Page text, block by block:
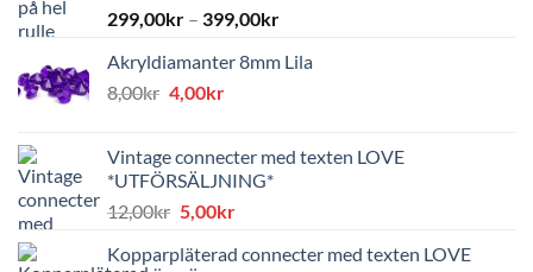
299,00kr – 399,00kr
Akryldiamanter 8mm Lila
8,00kr Det
var:
8,00kr.
4,00krDet
är:
4,00kr.
Vintage connecter med texten LOVE
*UTFÖRSÄLJNING*
12,00kr Det
priset
5,00krDet
priset
Kopparpläterad connecter med texten LOVE